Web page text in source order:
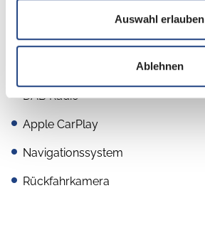
Auswahl erlauben
Ablehnen
Multimedia
DAB Radio
Apple CarPlay
Navigationssystem
Rückfahrkamera